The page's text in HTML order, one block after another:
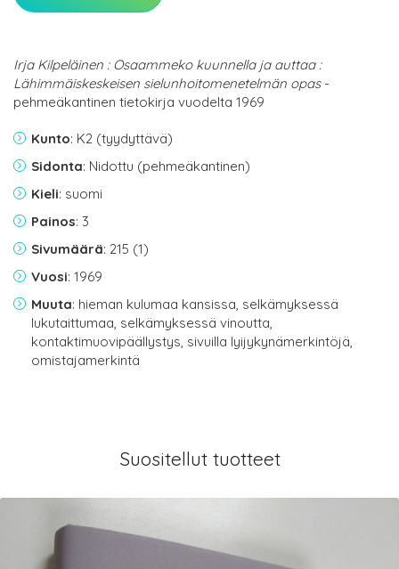
Irja Kilpeläinen : Osaammeko kuunnella ja auttaa :
Lähimmäiskeskeisen sielunhoitomenetelmän opas-
pehmeäkantinen tietokirja vuodelta 1969
Kunto: K2 (tyydyttävä)
Sidonta: Nidottu (pehmeäkantinen)
Kieli: suomi
Painos: 3
Sivumäärä: 215 (1)
Vuosi: 1969
Muuta: hieman kulumaa kansissa, selkämyksessä
lukutaittumaa, selkämyksessä vinoutta,
kontaktimuovipäällystys, sivuilla lyijykynämerkintöjä,
omistajamerkintä
Suositellut tuotteet